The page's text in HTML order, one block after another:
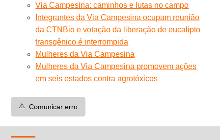
Via Campesina: caminhos e lutas no campo
Integrantes da Via Campesina ocupam reunião
da CTNBio e votação da liberação de eucalipto
transgênico é interrompida
Mulheres da Via Campesina
Mulheres da Via Campesina promovem ações
em seis estados contra agrotóxicos
⚠️ Comunicar erro